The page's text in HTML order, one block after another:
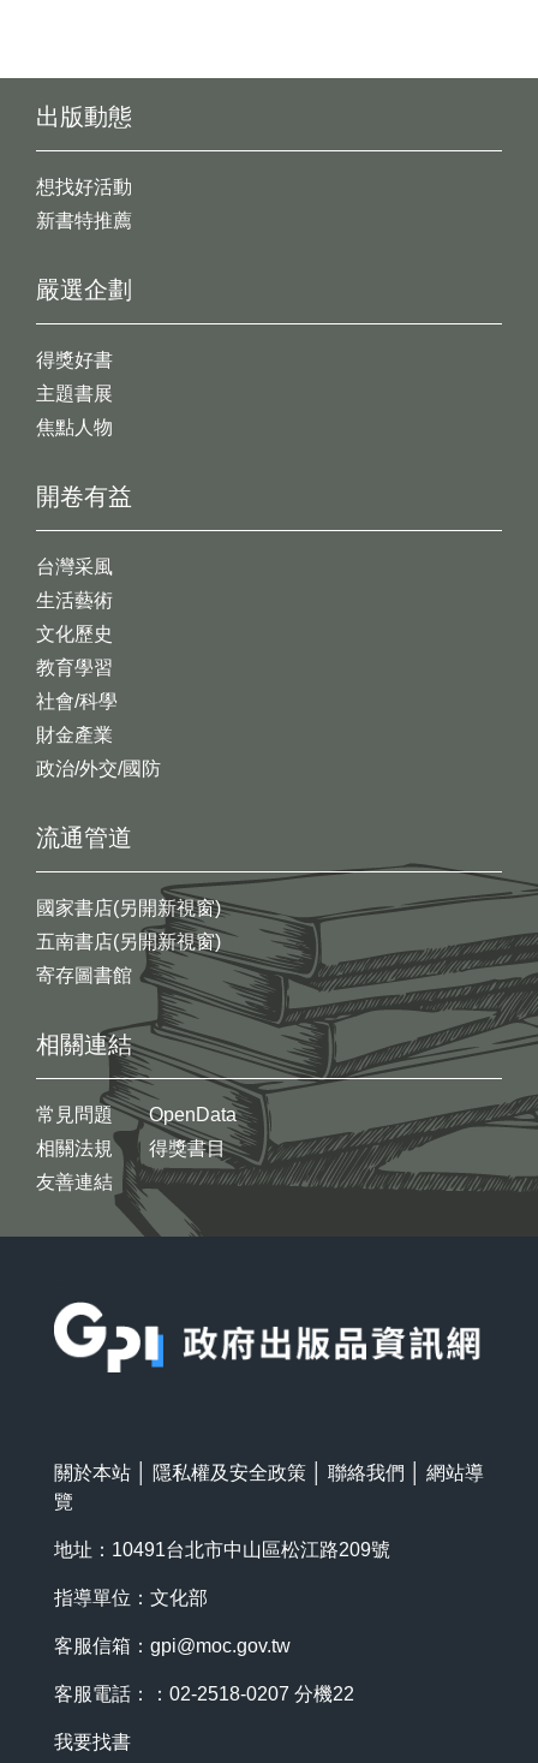
出版動態
想找好活動
新書特推薦
開卷有益
台灣采風
生活藝術
文化歷史
教育學習
社會/科學
財金產業
政治/外交/國防
嚴選企劃
得獎好書
主題書展
焦點人物
流通管道
國家書店(另開新視窗)
五南書店(另開新視窗)
寄存圖書館
相關連結
常見問題
相關法規
友善連結
OpenData
得獎書目
關於本站 隱私權及安全政策 聯絡我們
網站導
覽
地址：10491台北市中山區松江路209號
指導單位：文化部
客服信箱： gpi@moc.gov.tw
客服電話：：02-2518-0207 分機22
我要找書